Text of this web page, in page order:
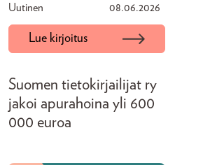
Uutinen 08.06.2026
Lue kirjoitus
Suomen tietokirjailijat ry
jakoi apurahoina yli 600
000 euroa